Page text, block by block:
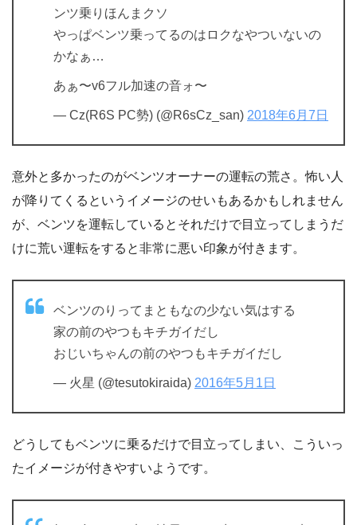
ンツ乗りほんまクソ
やっぱベンツ乗ってるのはロクなやついないの
かなぁ…
あぁ〜v6フル加速の音ォ〜
— Cz(R6S PC勢) (@R6sCz_san) 2018年6月7日
意外と多かったのがベンツオーナーの運転の荒さ。怖い人
が降りてくるというイメージのせいもあるかもしれません
が、ベンツを運転しているとそれだけで目立ってしまうだ
けに荒い運転をすると非常に悪い印象が付きます。
ベンツのりってまともなの少ない気はする
家の前のやつもキチガイだし
おじいちゃんの前のやつもキチガイだし
— 火星 (@tesutokiraida) 2016年5月1日
どうしてもベンツに乗るだけで目立ってしまい、こういっ
たイメージが付きやすいようです。